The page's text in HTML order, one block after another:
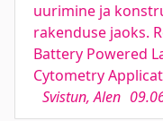
uurimine ja
rakenduse jaoks.
Battery Powered
Cytometry
Svistun, Alen